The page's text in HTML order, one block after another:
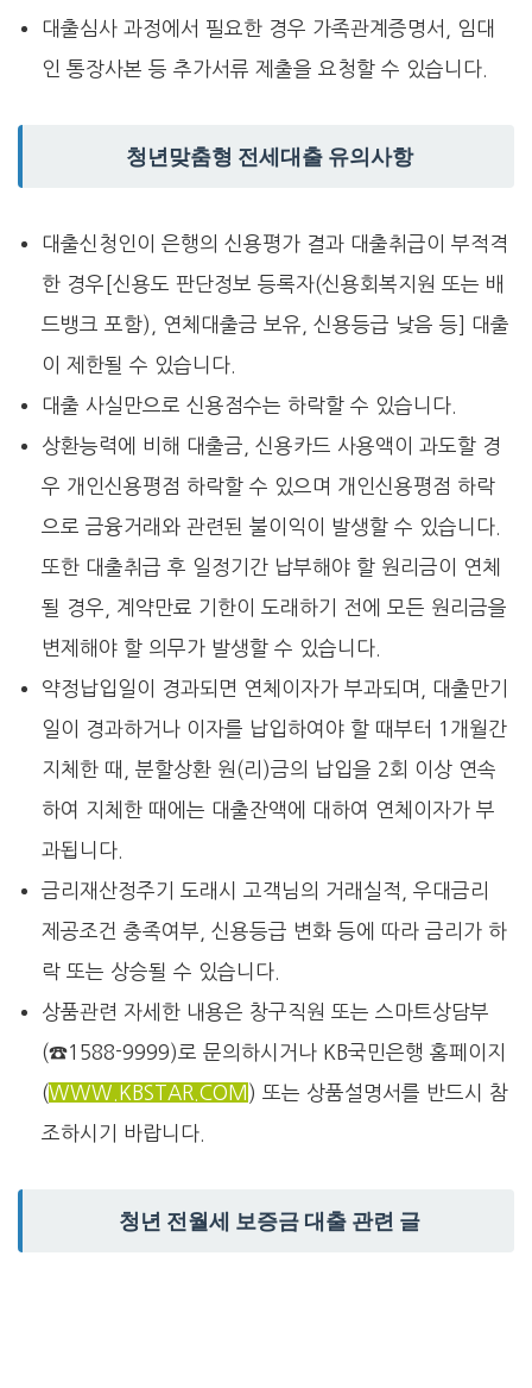
대출심사 과정에서 필요한 경우 가족관계증명서, 임대
인 통장사본 등 추가서류 제출을 요청할 수 있습니다.
청년맞춤형 전세대출 유의사항
대출신청인이 은행의 신용평가 결과 대출취급이 부적격
한 경우[신용도 판단정보 등록자(신용회복지원 또는 배
드뱅크 포함), 연체대출금 보유, 신용등급 낮음 등] 대출
이 제한될 수 있습니다.
대출 사실만으로 신용점수는 하락할 수 있습니다.
상환능력에 비해 대출금, 신용카드 사용액이 과도할 경
우 개인신용평점 하락할 수 있으며 개인신용평점 하락
으로 금융거래와 관련된 불이익이 발생할 수 있습니다.
또한 대출취급 후 일정기간 납부해야 할 원리금이 연체
될 경우, 계약만료 기한이 도래하기 전에 모든 원리금을
변제해야 할 의무가 발생할 수 있습니다.
약정납입일이 경과되면 연체이자가 부과되며, 대출만기
일이 경과하거나 이자를 납입하여야 할 때부터 1개월간
지체한 때, 분할상환 원(리)금의 납입을 2회 이상 연속
하여 지체한 때에는 대출잔액에 대하여 연체이자가 부
과됩니다.
금리재산정주기 도래시 고객님의 거래실적, 우대금리
제공조건 충족여부, 신용등급 변화 등에 따라 금리가 하
락 또는 상승될 수 있습니다.
상품관련 자세한 내용은 창구직원 또는 스마트상담부
(☎1588-9999)로 문의하시거나 KB국민은행 홈페이지
(WWW.KBSTAR.COM ) 또는 상품설명서를 반드시 참
조하시기 바랍니다.
청년 전월세 보증금 대출 관련 글